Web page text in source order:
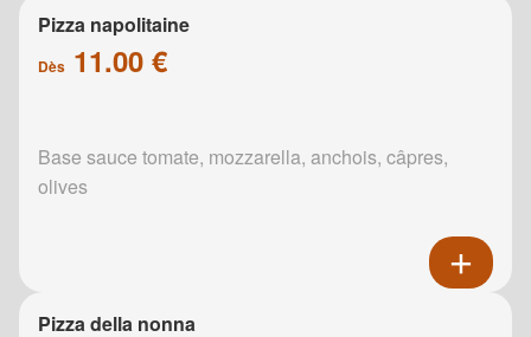
Pizza napolitaine
Dès 11.00 €
Base sauce tomate, mozzarella, anchois, câpres,
olives
Pizza della nonna